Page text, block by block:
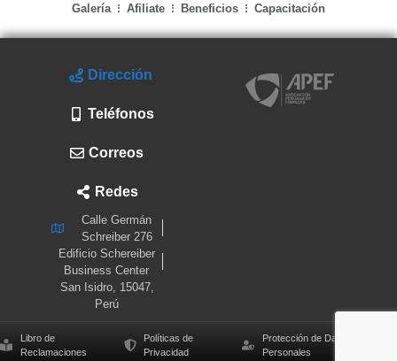
Galería Afiliate Beneficios Capacitación
Dirección
Teléfonos
Correos
Redes
Calle Germán
Schreiber 276
Edificio Schereiber
Business Center
San Isidro, 15047,
Perú
Libro de
Reclamaciones
Políticas de
Privacidad
Protección de Datos
Personales